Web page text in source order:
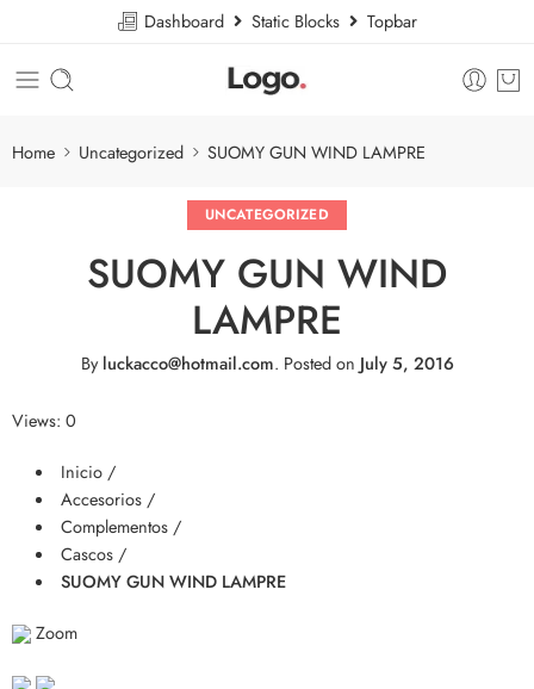
Dashboard Static Blocks Topbar
Home Uncategorized SUOMY GUN WIND LAMPRE
UNCATEGORIZED
SUOMY GUN WIND
LAMPRE
Byluckacco@hotmail.com. Posted on July 5, 2016
Views: 0
Inicio /
Accesorios /
Complementos /
Cascos /
SUOMY GUN WIND LAMPRE
Zoom